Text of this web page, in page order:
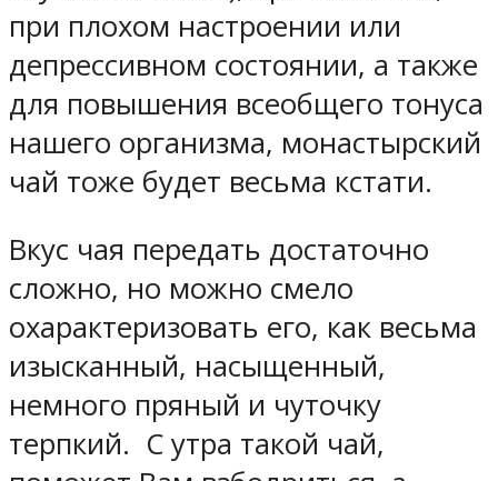
при плохом настроении или
депрессивном состоянии, а также
для повышения всеобщего тонуса
нашего организма, монастырский
чай тоже будет весьма кстати.
Вкус чая передать достаточно
сложно, но можно смело
охарактеризовать его, как весьма
изысканный, насыщенный,
немного пряный и чуточку
терпкий. С утра такой чай,